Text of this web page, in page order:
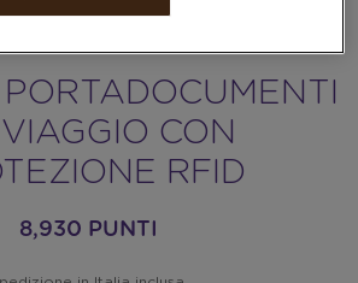
CON
RFID
8,930 PUNTI